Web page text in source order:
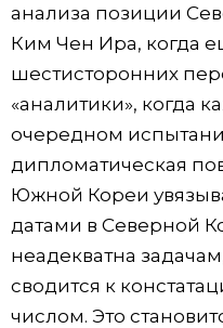
анализа позиции
Ким Чен Ира, когда
шестисторонних
«аналитики», когда
очередном
дипломатическая
Южной Кореи
датами в Северной
неадекватна
сводится к
числом. Это